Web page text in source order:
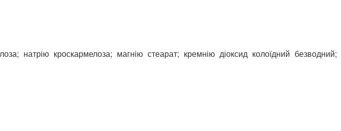
натрію кроскармелоза; магнію стеарат; кремнію діоксид колоїдний безводний;